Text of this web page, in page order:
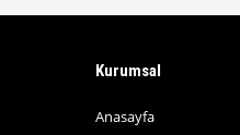
Kurumsal
Anasayfa